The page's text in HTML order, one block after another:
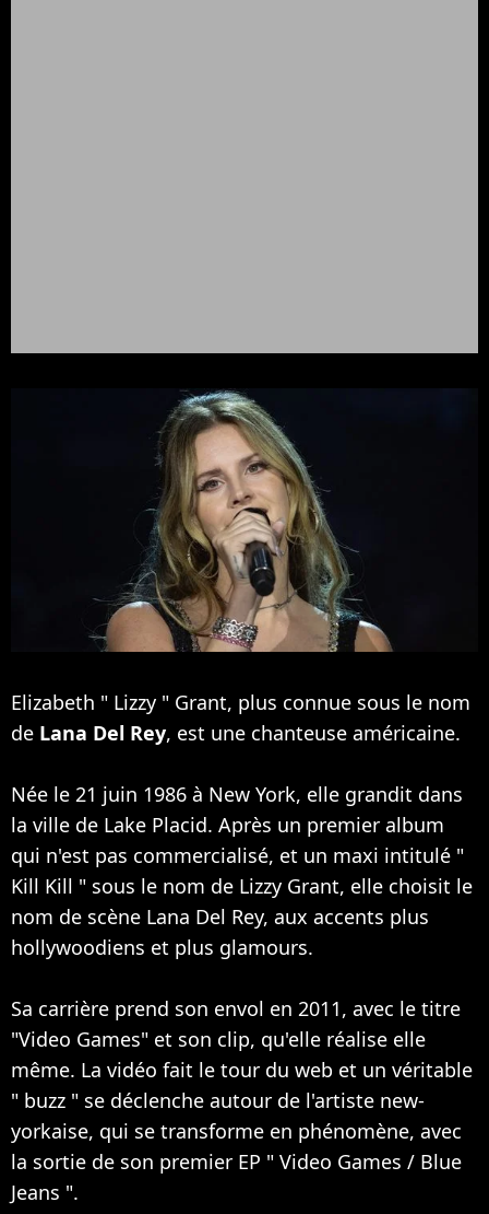
Elizabeth " Lizzy " Grant, plus connue sous le nom
de Lana Del Rey, est une chanteuse américaine.
Née le 21 juin 1986 à New York, elle grandit dans
la ville de Lake Placid. Après un premier album
qui n'est pas commercialisé, et un maxi intitulé "
Kill Kill " sous le nom de Lizzy Grant, elle choisit le
nom de scène Lana Del Rey, aux accents plus
hollywoodiens et plus glamours.
Sa carrière prend son envol en 2011, avec le titre
"Video Games" et son clip, qu'elle réalise elle
même. La vidéo fait le tour du web et un véritable
" buzz " se déclenche autour de l'artiste new-
yorkaise, qui se transforme en phénomène, avec
la sortie de son premier EP " Video Games / Blue
Jeans ".